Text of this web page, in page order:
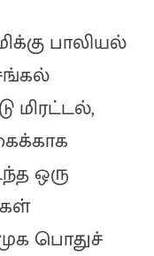
பாலியல்
மிரட்டல்,
ஒரு
பொதுச்